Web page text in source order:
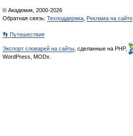
© Академик, 2000-2026
Обратная связь: Техподдержка Реклама на сайте
👣 Путешествия
Экспорт словарей на сайты , сделанные на PHP,
WordPress, MODx.